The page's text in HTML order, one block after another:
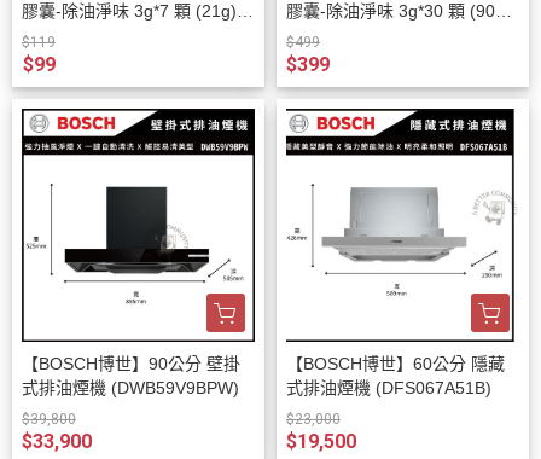
膠囊-除油淨味 3g*7 顆 (21g)/
袋
$119
$99
膠囊-除油淨味 3g*30 顆 (90g)/
袋
$499
$399
【BOSCH博世】90公分 壁掛
式排油煙機 (DWB59V9BPW)
$39,800
$33,900
【BOSCH博世】60公分 隱藏
式排油煙機 (DFS067A51B)
$23,000
$19,500